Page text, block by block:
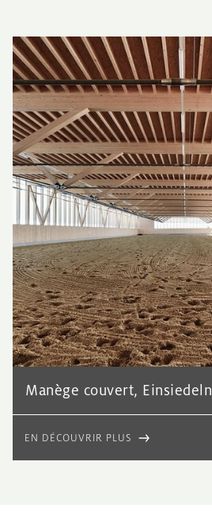
Manège couvert, Einsiedeln
EN DÉCOUVRIR PLUS